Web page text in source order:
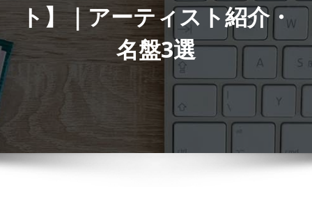
ト】｜アーティスト紹介・
名盤3選